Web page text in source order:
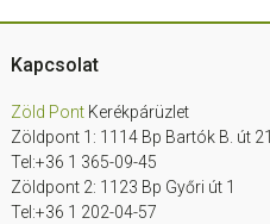
Footer
Kapcsolat
Zöld PontKerékpárüzlet
Zöldpont 1: 1114 Bp Bartók B. út 21
Tel:+36 1 365-09-45
Zöldpont 2: 1123 Bp Győri út 1
Tel:+36 1 202-04-57